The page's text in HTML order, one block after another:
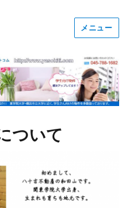
メニュー
ついて